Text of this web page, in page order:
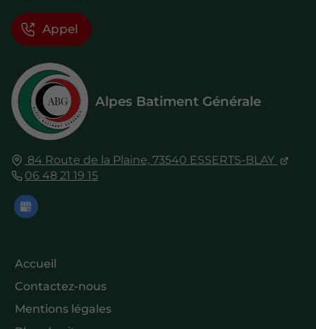
Alpes Batiment Générale
84 Route de la Plaine, 73540 ESSERTS-BLAY
06 48 21 19 15
Accueil
Contactez-nous
Mentions légales
Appel